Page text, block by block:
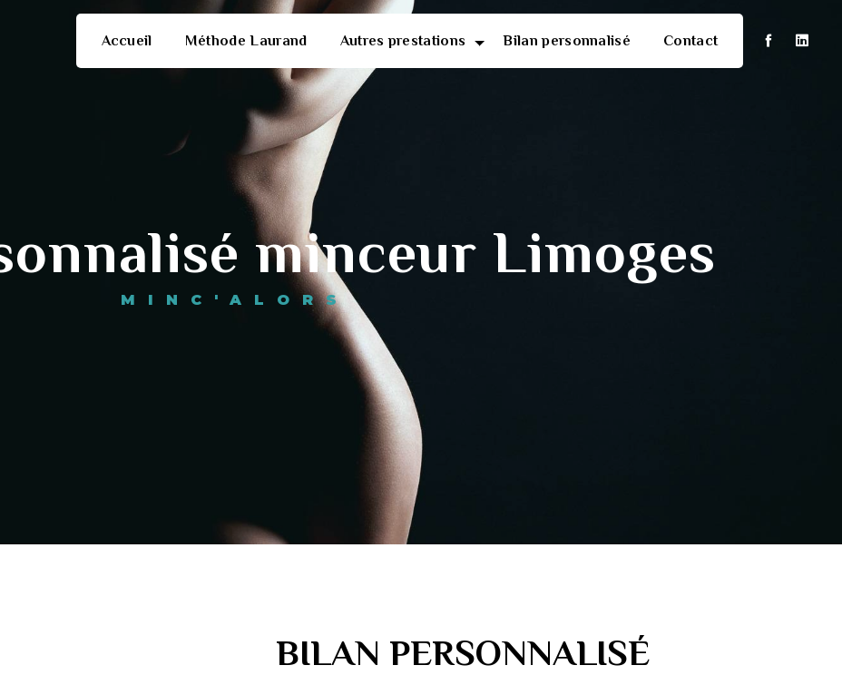
Accueil Méthode Laurand Autres prestations Bilan personnalisé Contact
minceur Limoges
MINC'ALORS
BILAN PERSONNALISÉ